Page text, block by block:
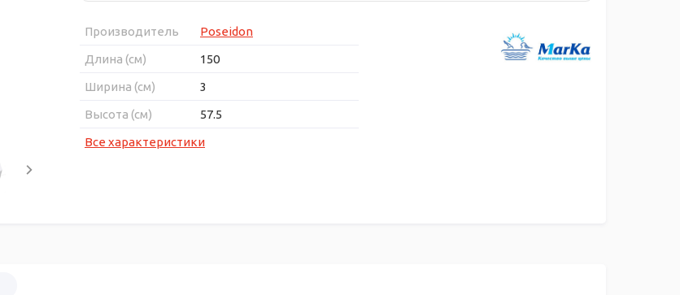
Производитель
Poseidon
Длина (см)
150
Ширина (см)
3
Высота (см)
57.5
Все характеристики